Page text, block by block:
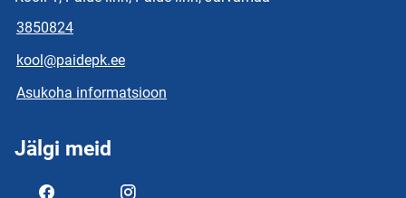
3850824
kool@paidepk.ee
Asukoha informatsioon
Jälgi meid